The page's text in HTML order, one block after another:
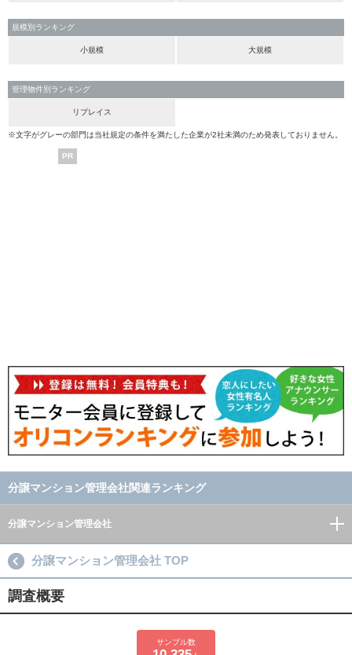
規模別ランキング
小規模 大規模
管理物件別ランキング
リプレイス
※文字がグレーの部門は当社規定の条件を満たした企業が2社未満のため発表しておりません。
PR
分譲マンション管理会社関連ランキング
分譲マンション管理会社
分譲マンション管理会社 TOP
調査概要
サンプル数